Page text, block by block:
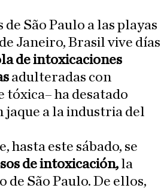
São Paulo a las playas
Janeiro, Brasil vive días
de intoxicaciones
adulteradas con
ha desatado
jaque a la industria del
este sábado, se
de intoxicación, la
São Paulo. De ellos,